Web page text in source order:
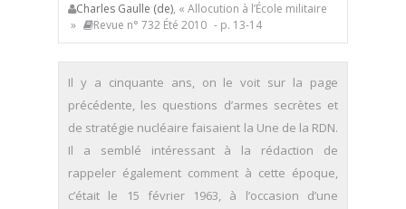
Charles Gaulle (de), « Allocution à l’École militaire
»
Revue n° 732 Été 2010 - p. 13-14
Il y a cinquante ans, on le voit sur la page
précédente, les questions d’armes secrètes et
de stratégie nucléaire faisaient la Une de la RDN.
Il a semblé intéressant à la rédaction de
rappeler également comment à cette époque,
c’était le 15 février 1963, à l’occasion d’une